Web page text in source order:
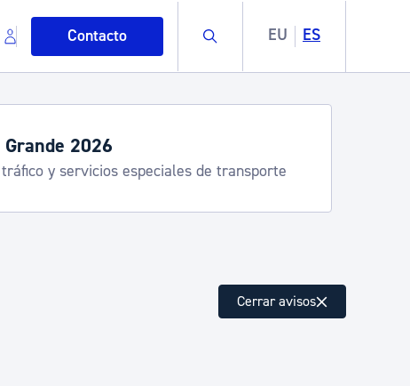
Contacto Buscar EU ES
y medioambiente
Grande 2026
y servicios especiales de transporte
Cerrar avisos